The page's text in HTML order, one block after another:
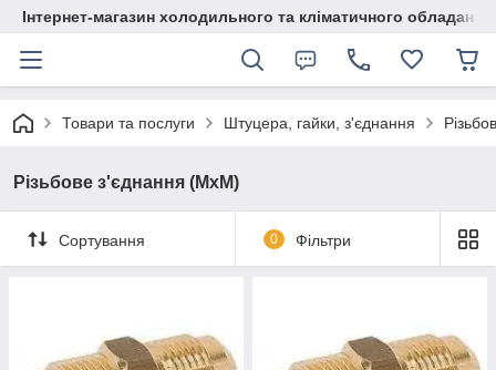
Інтернет-магазин холодильного та кліматичного обладання
Товари та послуги Штуцера, гайки, з'єднання
Різьбове з'єднання (МхМ)
Сортування 0 Фільтри